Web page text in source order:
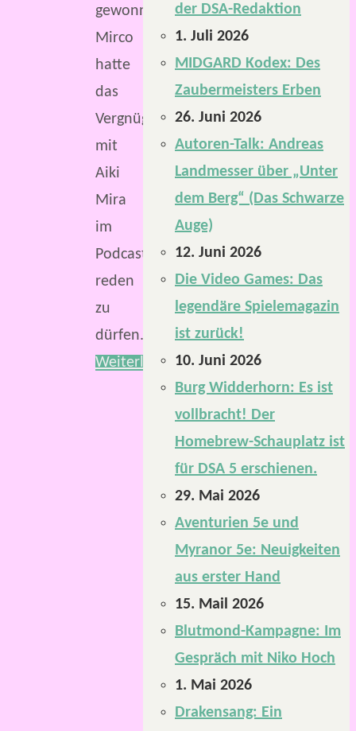
gewonnen.
Mirco
hatte
das
Vergnügen,
mit
Aiki
Mira
im
Podcast
reden
zu
dürfen.
Weiterlesen
der DSA-Redaktion
1. Juli 2026
MIDGARD Kodex: Des
Zaubermeisters Erben
26. Juni 2026
Autoren-Talk: Andreas
Landmesser über „Unter
dem Berg“ (Das Schwarze
Auge)
12. Juni 2026
Die Video Games: Das
legendäre Spielemagazin
ist zurück!
10. Juni 2026
Burg Widderhorn: Es ist
vollbracht! Der
Homebrew-Schauplatz ist
für DSA 5 erschienen.
29. Mai 2026
Aventurien 5e und
Myranor 5e: Neuigkeiten
aus erster Hand
15. Mail 2026
Blutmond-Kampagne: Im
Gespräch mit Niko Hoch
1. Mai 2026
Drakensang: Ein